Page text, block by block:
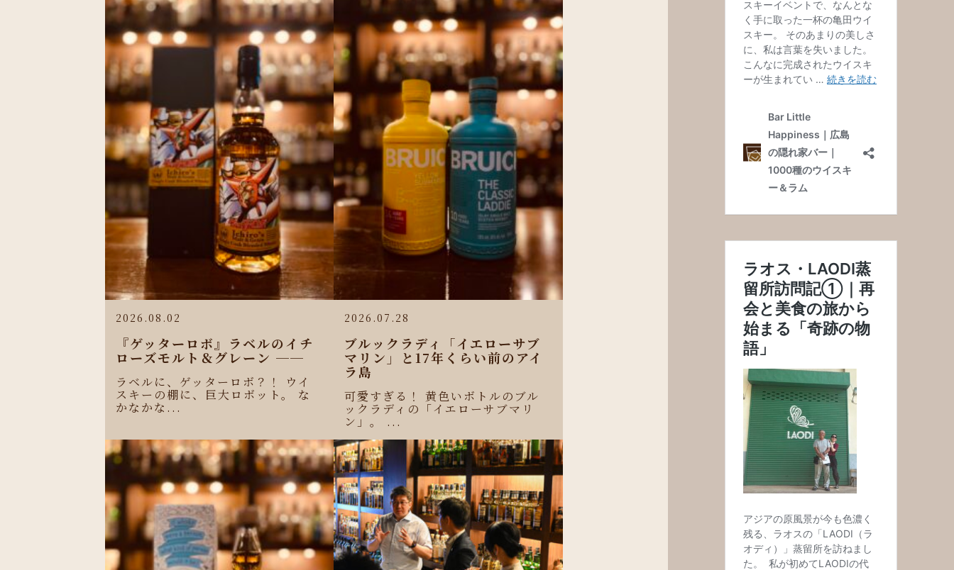
2026.08.02
『ゲッターロボ』ラベルのイチ
ローズモルト＆グレーン ──
ラベルに、ゲッターロボ？！ ウイ
スキーの棚に、巨大ロボット。 な
かなかな...
2026.07.28
ブルックラディ「イエローサブ
マリン」と17年くらい前のアイ
ラ島
可愛すぎる！ 黄色いボトルのブル
ックラディの「イエローサブマリ
ン」。 ...